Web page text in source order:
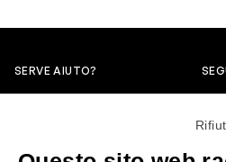
SERVE AIUTO?